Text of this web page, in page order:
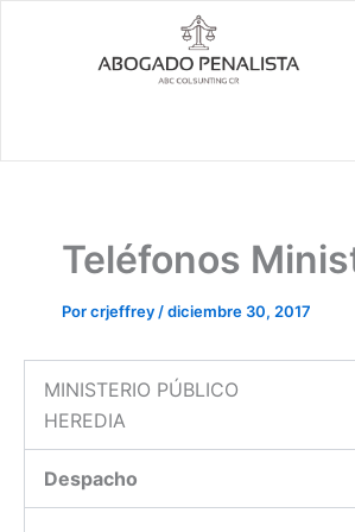
Teléfonos
Porcrjeffrey /diciembre 30, 2017
MINISTERIO PÚBLICO
HEREDIA
Despacho